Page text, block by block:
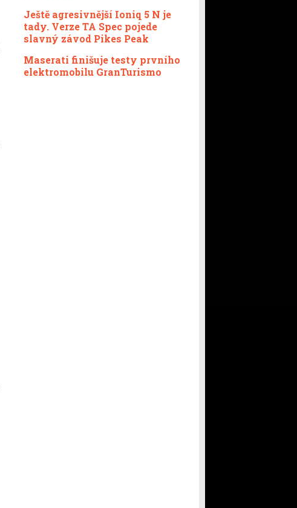
Ještě agresivnější Ioniq 5 N je
tady. Verze TA Spec pojede
slavný závod Pikes Peak
Maserati finišuje testy prvního
elektromobilu GranTurismo